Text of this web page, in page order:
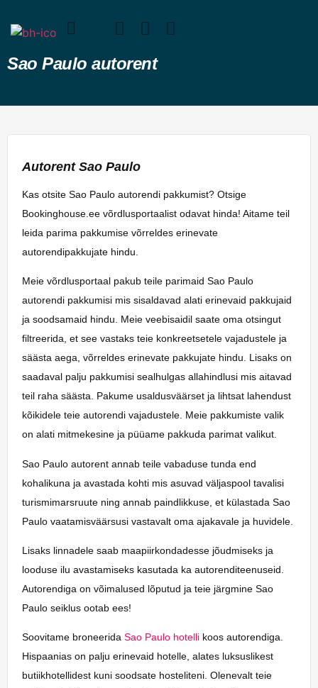
Sao Paulo autorent
Autorent Sao Paulo
Kas otsite Sao Paulo autorendi pakkumist? Otsige
Bookinghouse.ee võrdlusportaalist odavat hinda! Aitame teil
leida parima pakkumise võrreldes erinevate
autorendipakkujate hindu.
Meie võrdlusportaal pakub teile parimaid Sao Paulo
autorendi pakkumisi mis sisaldavad alati erinevaid pakkujaid
ja soodsamaid hindu. Meie veebisaidil saate oma otsingut
filtreerida, et see vastaks teie konkreetsetele vajadustele ja
säästa aega, võrreldes erinevate pakkujate hindu. Lisaks on
saadaval palju pakkumisi sealhulgas allahindlusi mis aitavad
teil raha säästa. Pakume usaldusväärset ja lihtsat lahendust
kõikidele teie autorendi vajadustele. Meie pakkumiste valik
on alati mitmekesine ja püüame pakkuda parimat valikut.
Sao Paulo autorent annab teile vabaduse tunda end
kohalikuna ja avastada kohti mis asuvad väljaspool tavalisi
turismimarsruute ning annab paindlikkuse, et külastada Sao
Paulo vaatamisväärsusi vastavalt oma ajakavale ja huvidele.
Lisaks linnadele saab maapiirkondadesse jõudmiseks ja
looduse ilu avastamiseks kasutada ka autorenditeenuseid.
Autorendiga on võimalused lõputud ja teie järgmine Sao
Paulo seiklus ootab ees!
Soovitame broneerida Sao Paulo hotelli koos autorendiga.
Hispaanias on palju erinevaid hotelle, alates luksuslikest
butiikhotellidest kuni soodsate hosteliteni. Olenevalt teie